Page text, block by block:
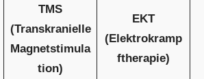
TMS
(Transkranielle
Magnetstimula
tion)
EKT
(Elektrokramp
ftherapie)